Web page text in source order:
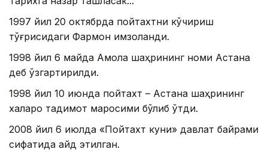
1997 йил 20 октябрда пойтахтни кўчириш
тўғрисидаги Фармон имзоланди.
1998 йил 6 майда Ақмола шаҳрининг номи Астана
деб ўзгартирилди.
1998 йил 10 июнда пойтахт – Астана шаҳрининг
халқаро тақдимот маросими бўлиб ўтди.
2008 йил 6 июлда «Пойтахт куни» давлат байрами
сифатида қайд этилган.